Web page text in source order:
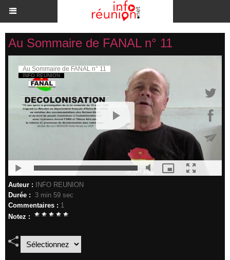
Au Sommaire de FANAL n° 11
Auteur :
INFO REUNION
Durée :
3 min 59 sec
Commentaires : 1
Notez :